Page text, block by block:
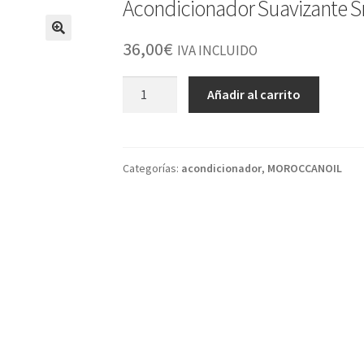
Acondicionador Suavizante
36,00€ IVA INCLUIDO
cantidad
Añadir al carrito
Categorías: acondicionador, MOROCCANOIL